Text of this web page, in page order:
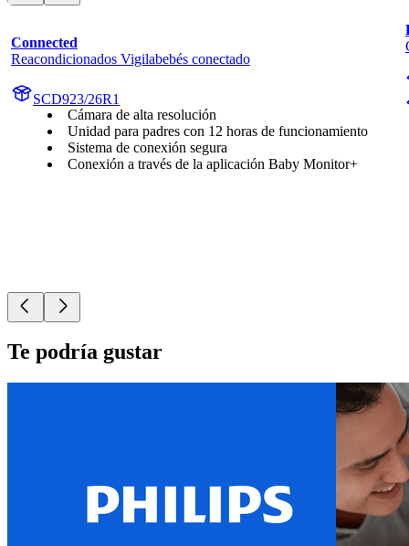
Connected
Reacondicionados Vigilabebés conectado
SCD923/26R1
Cámara de alta resolución
Unidad para padres con 12 horas de funcionamiento
Sistema de conexión segura
Conexión a través de la aplicación Baby Monitor+
Te podría gustar